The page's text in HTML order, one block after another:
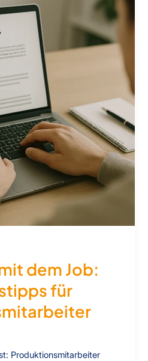
dem Job:
für
Produktionsmitarbeiter